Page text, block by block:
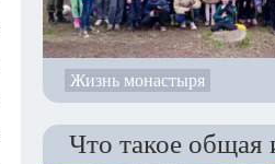
Жизнь монастыря
Что такое общая